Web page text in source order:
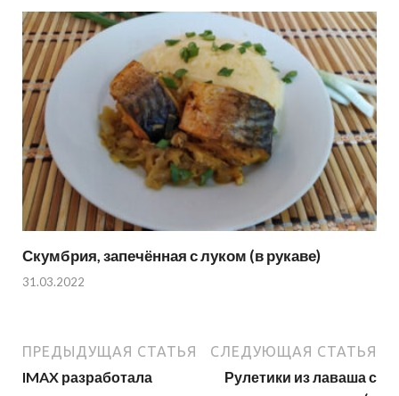
Скумбрия, запечённая с луком (в рукаве)
31.03.2022
ПРЕДЫДУЩАЯ СТАТЬЯ
IMAX разработала
СЛЕДУЮЩАЯ СТАТЬЯ
Рулетики из лаваша с